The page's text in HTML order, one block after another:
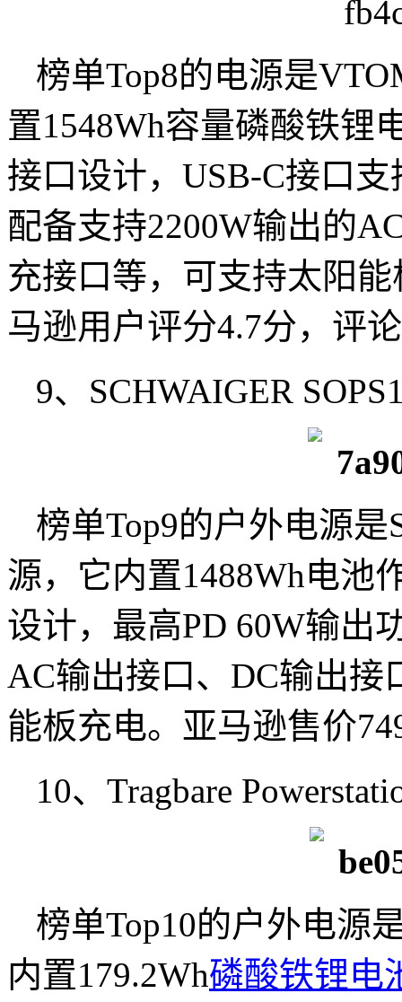
榜单Top8的电源是
置1548Wh容量磷酸铁锂
接口设计，USB-C接口
配备支持2200W输出的
充接口等，可支持太阳
马逊用户评分4.7分，评
9、SCHWAIGER
榜单Top9的户外电源是
源，它内置1488Wh电池
设计，最高PD 60W输出
AC输出接口、DC输出
能板充电。亚马逊售价
10、Tragbare
榜单Top10的户外电源
内置179.2Wh磷酸铁锂电